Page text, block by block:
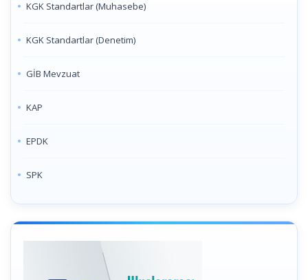
KGK Standartlar (Muhasebe)
KGK Standartlar (Denetim)
GİB Mevzuat
KAP
EPDK
SPK